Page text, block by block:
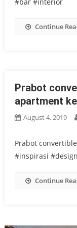
Continue
Prabot
apartment
August 4, 2019
Prabot
#inspirasi
Continue